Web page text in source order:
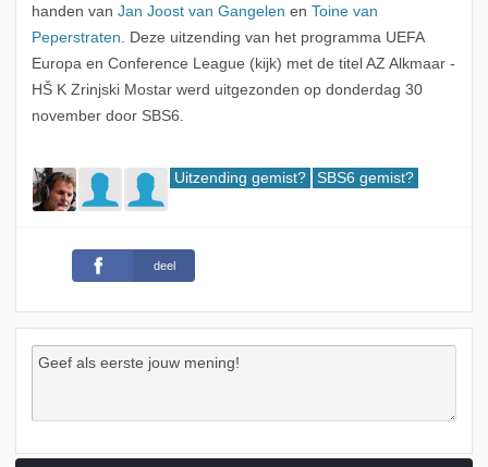
handen van Jan Joost van Gangelen en Toine van
Peperstraten. Deze uitzending van het programma UEFA
Europa en Conference League (kijk) met de titel AZ Alkmaar -
HŠ K Zrinjski Mostar werd uitgezonden op donderdag 30
november door SBS6.
Uitzending gemist? SBS6 gemist?
deel